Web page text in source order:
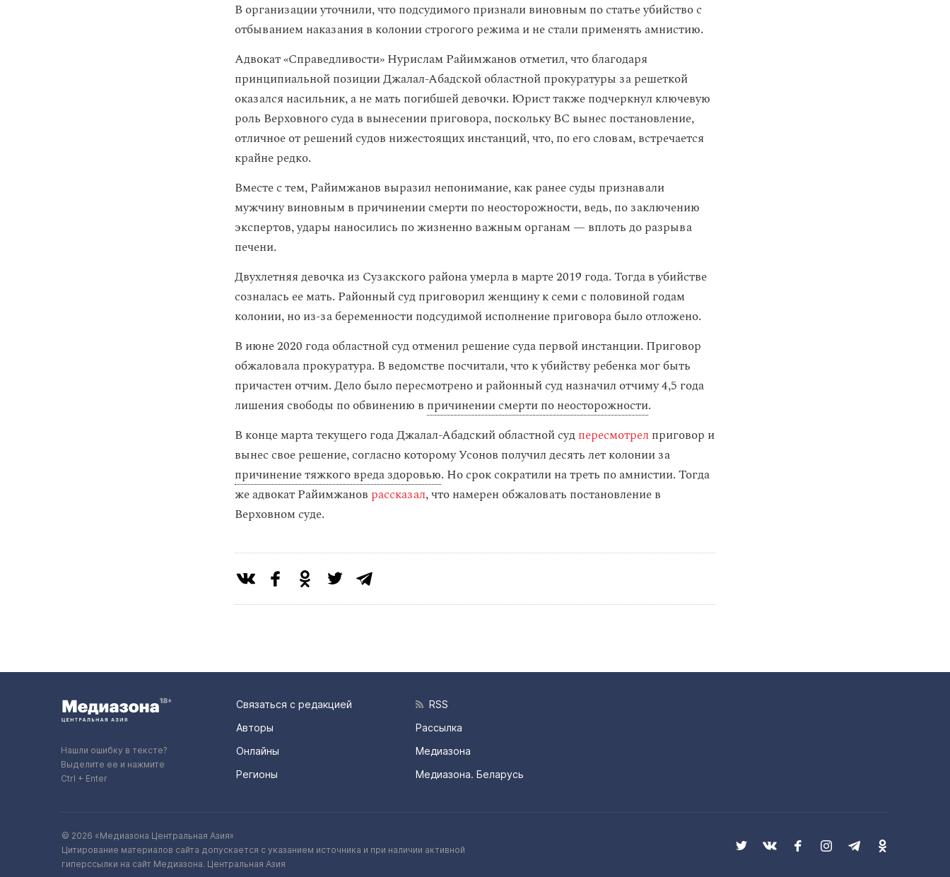
В организации уточнили, что подсудимого признали виновным по статье убийство с
отбыванием наказания в колонии строгого режима и не стали применять амнистию.
Адвокат «Справедливости» Нурислам Райимжанов отметил, что благодаря
принципиальной позиции Джалал-Абадской областной прокуратуры за решеткой
оказался насильник, а не мать погибшей девочки. Юрист также подчеркнул ключевую
роль Верховного суда в вынесении приговора, поскольку ВС вынес постановление,
отличное от решений судов нижестоящих инстанций, что, по его словам, встречается
крайне редко.
Вместе с тем, Райимжанов выразил непонимание, как ранее суды признавали
мужчину виновным в причинении смерти по неосторожности, ведь, по заключению
экспертов, удары наносились по жизненно важным органам — вплоть до разрыва
печени.
Двухлетняя девочка из Сузакского района умерла в марте 2019 года. Тогда в убийстве
созналась ее мать. Районный суд приговорил женщину к семи с половиной годам
колонии, но из-за беременности подсудимой исполнение приговора было отложено.
В июне 2020 года областной суд отменил решение суда первой инстанции. Приговор
обжаловала прокуратура. В ведомстве посчитали, что к убийству ребенка мог быть
причастен отчим. Дело было пересмотрено и районный суд назначил отчиму 4,5 года
лишения свободы по обвинению в причинении смерти по неосторожности.
В конце марта текущего года Джалал-Абадский областной судпересмотрел приговор и
вынес свое решение, согласно которому Усонов получил десять лет колонии за
причинение тяжкого вреда здоровью. Но срок сократили на треть по амнистии. Тогда
же адвокат Райимжанов рассказал, что намерен обжаловать постановление в
Верховном суде.
Нашли ошибку в тексте?
Выделите ее и нажмите
Ctrl + Enter
Связаться с редакцией
Авторы
Онлайны
Регионы
RSS
Рассылка
Медиазона
Медиазона. Беларусь
© 2026 «Медиазона Центральная Азия»
Цитирование материалов сайта допускается с указанием источника и при наличии активной
гиперссылки на сайт Медиазона. Центральная Азия